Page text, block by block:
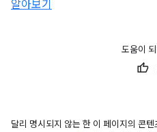
알아보기
도움이
달리 명시되지 않는 한 이 페이지의 콘텐